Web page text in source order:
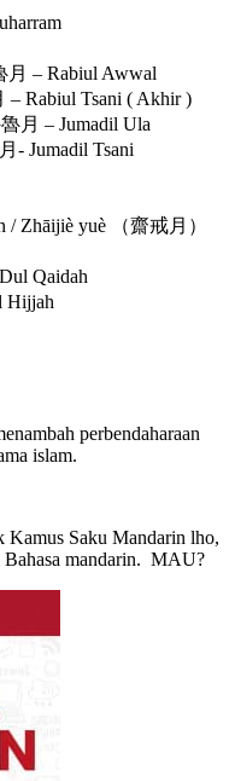
月 – Rabiul Awwal
– Rabiul Tsani ( Akhir )
月 – Jumadil Ula
- Jumadil Tsani
/ Zhāijiè yuè （齋戒月）
Qaidah
Hijjah
perbendaharaan
islam.
Kamus Saku Mandarin lho,
Bahasa mandarin. MAU?